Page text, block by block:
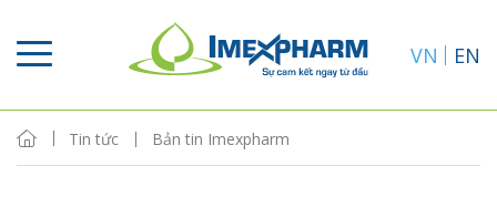
VN EN
Tin tức Bản tin Imexpharm